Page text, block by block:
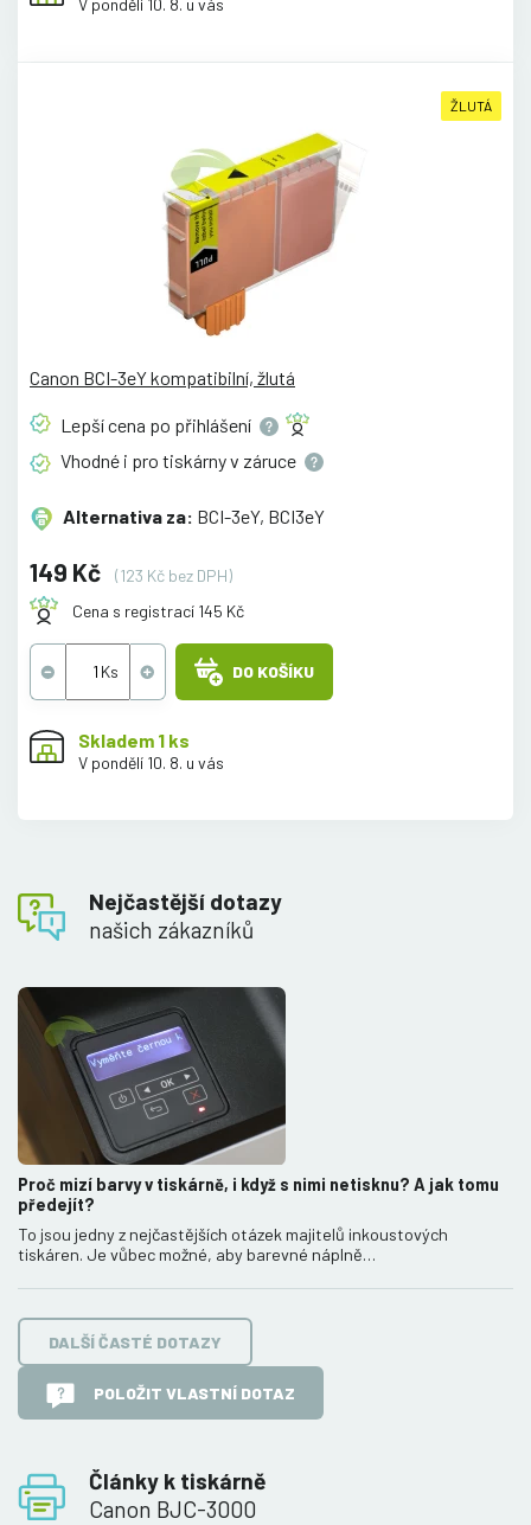
ŽLUTÁ
Canon BCI-3eY kompatibilní, žlutá
Lepší cena po přihlášení
Vhodné i pro tiskárny v záruce
Alternativa za: BCI-3eY, BCI3eY
149 Kč
(123 Kč bez DPH)
Cena s registrací 145 Kč
DO KOŠÍKU
Skladem 1 ks
V pondělí 10. 8. u vás
Nejčastější dotazy
našich zákazníků
Články k tiskárně
Canon BJC-3000
Proč mizí barvy v tiskárně, i když s nimi netisknu? A jak tomu
předejít?
To jsou jedny z nejčastějších otázek majitelů inkoustových
tiskáren. Je vůbec možné, aby barevné náplně…
DALŠÍ ČASTÉ DOTAZY
POLOŽIT VLASTNÍ DOTAZ